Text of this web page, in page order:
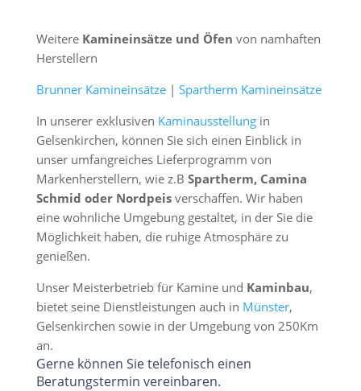
Weitere Kamineinsätze und Öfen von namhaften
Herstellern
Brunner Kamineinsätze| Spartherm Kamineinsätze
In unserer exklusiven Kaminausstellungin
Gelsenkirchen, können Sie sich einen Einblick in
unser umfangreiches Lieferprogramm von
Markenherstellern, wie z.B Spartherm, Camina
Schmid oder Nordpeisverschaffen. Wir haben
eine wohnliche Umgebung gestaltet, in der Sie die
Möglichkeit haben, die ruhige Atmosphäre zu
genießen.
Unser Meisterbetrieb für Kamine und Kaminbau,
bietet seine Dienstleistungen auch in Münster,
Gelsenkirchen sowie in der Umgebung von 250Km
an.
Gerne können Sie telefonisch einen
Beratungstermin vereinbaren.